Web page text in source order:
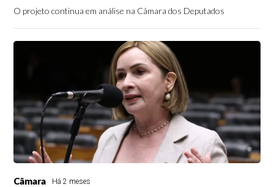
O projeto continua em análise na Câmara dos Deputados
Câmara Há 2 meses